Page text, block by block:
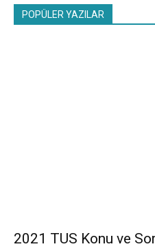
POPÜLER YAZILAR
2021 TUS Konu ve